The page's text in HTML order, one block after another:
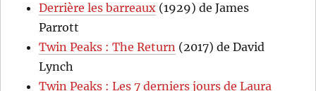
Derrière les barreaux (1929) de James
Parrott
Twin Peaks : The Return (2017) de David
Lynch
Twin Peaks : Les 7 derniers jours de Laura